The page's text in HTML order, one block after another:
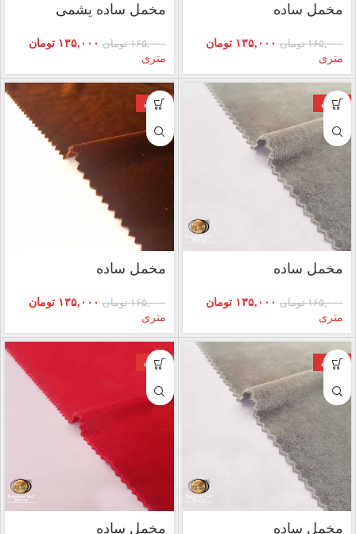
مخمل ساده
۱۶۵,۰۰۰ تومان ۱۳۵,۰۰۰ تومان
متری
مخمل ساده یشمی
۱۶۵,۰۰۰ تومان ۱۳۵,۰۰۰ تومان
متری
فروش
مخمل ساده
۱۶۵,۰۰۰ تومان ۱۳۵,۰۰۰ تومان
متری
فروش
مخمل ساده
۱۶۵,۰۰۰ تومان ۱۳۵,۰۰۰ تومان
متری
فروش
مخمل ساده
فروش
مخمل ساده